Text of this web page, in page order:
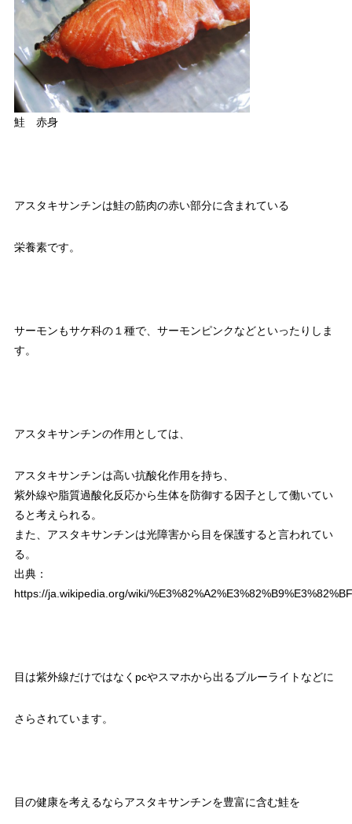
鮭 赤身
アスタキサンチンは鮭の筋肉の赤い部分に含まれている
栄養素です。
サーモンもサケ科の１種で、サーモンピンクなどといったりしま
す。
アスタキサンチンの作用としては、
アスタキサンチンは高い抗酸化作用を持ち、
紫外線や脂質過酸化反応から生体を防御する因子として働いてい
ると考えられる。
また、アスタキサンチンは光障害から目を保護すると言われてい
る。
出典：
https://ja.wikipedia.org/wiki/
目は紫外線だけではなくpcやスマホから出るブルーライトなどに
さらされています。
目の健康を考えるならアスタキサンチンを豊富に含む鮭を